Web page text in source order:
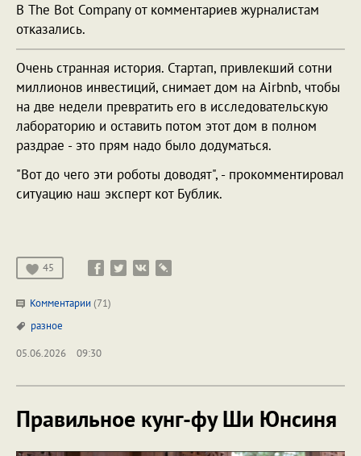
В The Bot Company от комментариев журналистам
отказались.
Очень странная история. Стартап, привлекший сотни
миллионов инвестиций, снимает дом на Airbnb, чтобы
на две недели превратить его в исследовательскую
лабораторию и оставить потом этот дом в полном
раздрае - это прям надо было додуматься.
"Вот до чего эти роботы доводят", - прокомментировал
ситуацию наш эксперт кот Бублик.
45
Комментарии (71)
разное
05.06.2026
09:30
Правильное кунг-фу Ши Юнсиня